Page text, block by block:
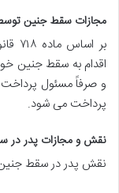
مجازات سقط جنین
بر
اقدام به سقط جنین
و صرفاً مسئول پرداخت
پرداخت می شود.
نقش و مجازات پدر در
نقش پدر در سقط جنین